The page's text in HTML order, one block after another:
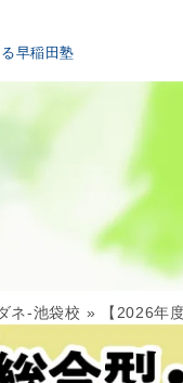
早稲田塾
ネ-池袋校 » 【2026年